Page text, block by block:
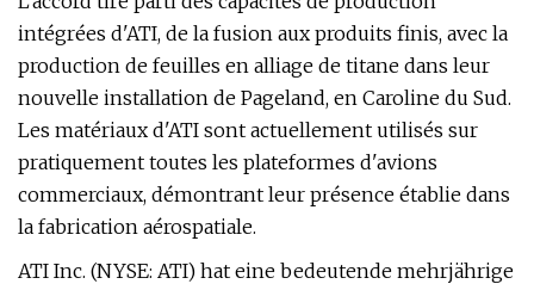
intégrées d'ATI, de la fusion aux produits finis, avec la
production de feuilles en alliage de titane dans leur
nouvelle installation de Pageland, en Caroline du Sud.
Les matériaux d'ATI sont actuellement utilisés sur
pratiquement toutes les plateformes d'avions
commerciaux, démontrant leur présence établie dans
la fabrication aérospatiale.
ATI Inc. (NYSE: ATI) hat eine bedeutende mehrjährige